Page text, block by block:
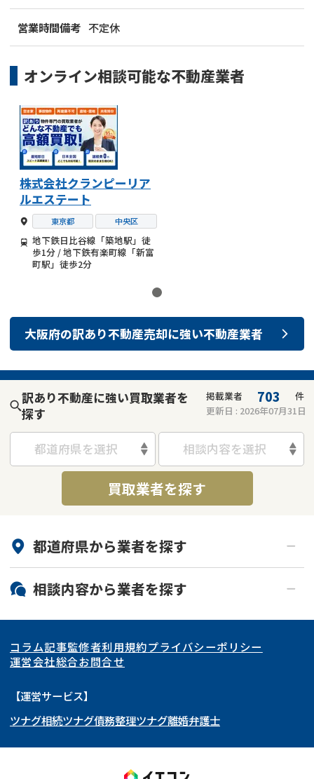
営業時間備考 不定休
オンライン相談可能な不動産業者
株式会社クランピーリア
ルエステート
東京都 中央区
地下鉄日比谷線「築地駅」徒
歩1分 / 地下鉄有楽町線「新富
町駅」徒歩2分
大阪府の訳あり不動産売却に強い不動産業者
訳あり不動産に強い買取業者を
探す
掲載業者 703
件
更新日 : 2026年07月31日
都道府県を選択 相談内容を選択
買取業者を探す
都道府県から業者を探す
北海道・東北
北海道 青森県
岩手県 宮城県
秋田県
福島県
関東
東京都 神奈川県
埼玉県
茨城県 群馬県
東海
愛知県
岐阜県 山梨県
関西
大阪府 京都府
奈良県
北陸・甲信越
石川県
相談内容から業者を探す
再建築不可
底地
ゴミ屋敷
リースバック
コラム記事監修者利用規約プライバシーポリシー
運営会社総合お問合せ
【運営サービス】
ツナグ相続ツナグ債務整理ツナグ離婚弁護士